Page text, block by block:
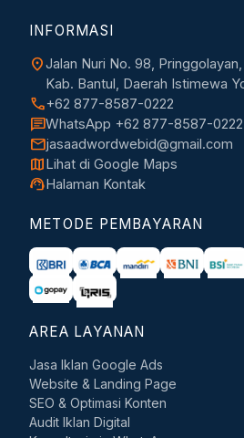
INFORMASI
location_onJalan Nuri No. 98,
Kab. Bantul, Daerah Istimewa
call+62 877-8587-0222
chatWhatsApp +62 877-8587-0222
mailjasaadwordwebid@gmail.com
mapLihat di Google Maps
support_agentHalaman Kontak
METODE PEMBAYARAN
AREA LAYANAN
Jasa Iklan Google Ads
Website & Landing Page
SEO & Optimasi Konten
Audit Iklan Digital